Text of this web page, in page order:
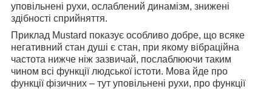
уповільнені рухи, ослаблений динамізм, знижені
здібності сприйняття.
Приклад Mustard показує особливо добре, що всяке
негативний стан душі є стан, при якому вібраційна
частота нижче ніж зазвичай, послаблюючи таким
чином всі функції людської істоти. Мова йде про
функції фізичних – тут уповільнені рухи, про функції